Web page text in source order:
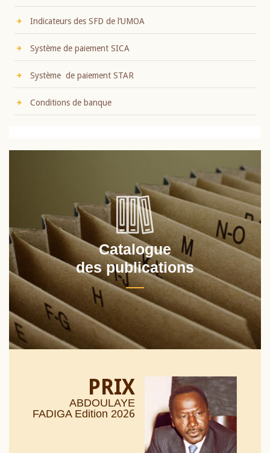
Indicateurs des SFD de l’UMOA
Système de paiement SICA
Système de paiement STAR
Conditions de banque
Catalogue
des publications
PRIX
ABDOULAYE
FADIGA Edition 2026